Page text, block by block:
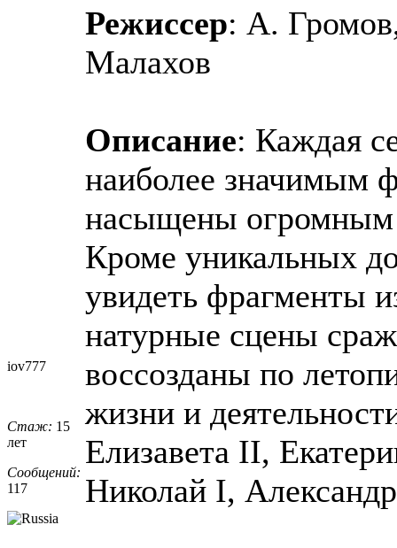
iov777
Стаж: 15
лет
Сообщений:
117
Режиссер: А.
Малахов
Описание: Каждая
наиболее значимым
насыщены огромным
Кроме уникальных
увидеть фрагменты
натурные сцены
воссозданы по
жизни и
Eлизавета II,
Николай I,